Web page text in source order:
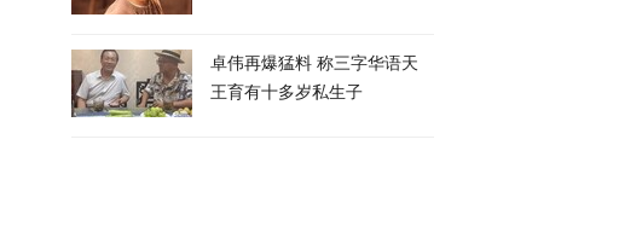
卓伟再爆猛料 称三字华语天
王育有十多岁私生子